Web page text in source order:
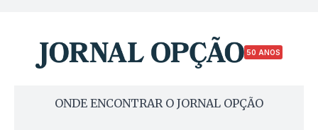
50 ANOS
ONDE ENCONTRAR O JORNAL OPÇÃO